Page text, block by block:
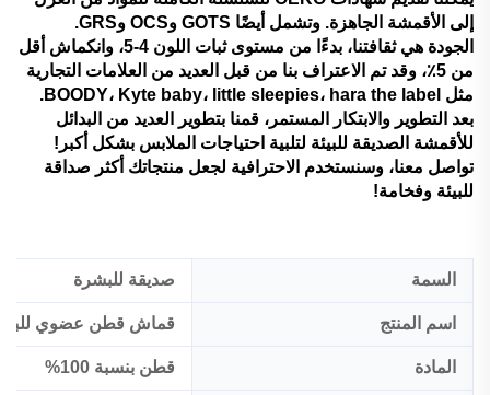
إلى الأقمشة الجاهزة. وتشمل أيضًا GOTS وOCS وGRS.
الجودة هي ثقافتنا، بدءًا من مستوى ثبات اللون 4-5، وانكماش أقل
من 5٪، وقد تم الاعتراف بنا من قبل العديد من العلامات التجارية
مثل BOODY، Kyte baby، little sleepies، hara the label.
بعد التطوير والابتكار المستمر، قمنا بتطوير العديد من البدائل
للأقمشة الصديقة للبيئة لتلبية احتياجات الملابس بشكل أكبر!
تواصل معنا، وسنستخدم الاحترافية لجعل منتجاتك أكثر صداقة
للبيئة وفخامة!
السمة صديقة للبشرة
اسم المنتج قماش قطن عضوي للبيع
المادة قطن بنسبة 100%